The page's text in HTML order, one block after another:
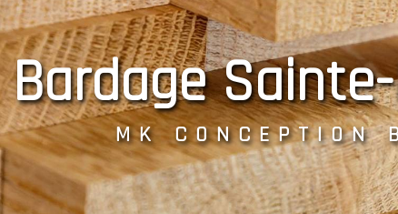
Bardage
MK CONCEPTION